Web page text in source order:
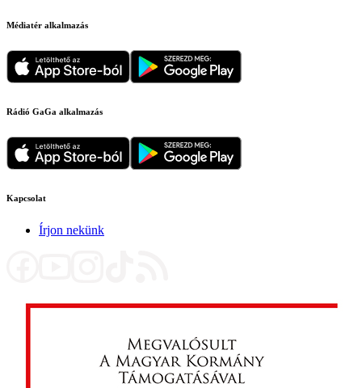
Médiatér alkalmazás
Rádió GaGa alkalmazás
Kapcsolat
Írjon nekünk